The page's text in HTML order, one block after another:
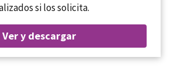
si los solicita.
Ver y descargar